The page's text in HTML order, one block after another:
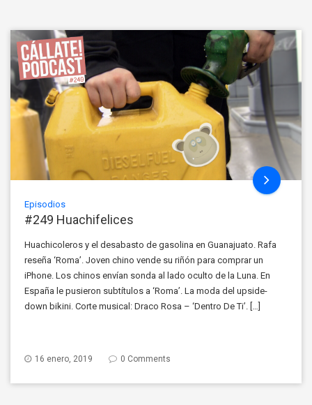
Episodios
#249 Huachifelices
Huachicoleros y el desabasto de gasolina en Guanajuato. Rafa
reseña ‘Roma’. Joven chino vende su riñón para comprar un
iPhone. Los chinos envían sonda al lado oculto de la Luna. En
España le pusieron subtítulos a ‘Roma’. La moda del upside-
down bikini. Corte musical: Draco Rosa – ‘Dentro De Ti’. […]
16 enero, 2019 0 Comments